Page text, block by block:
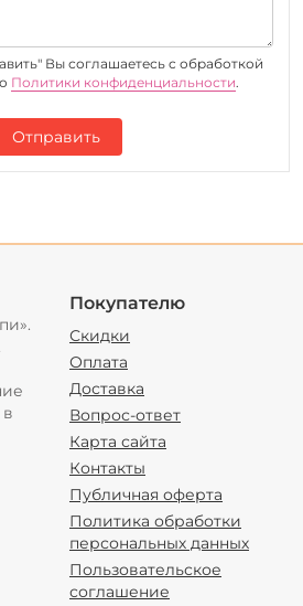
Вы соглашаетесь c обработкой
Политики конфиденциальности.
Отправить
Покупателю
Скидки
Оплата
Доставка
Вопрос-ответ
Карта сайта
Контакты
Публичная оферта
Политика обработки
персональных данных
Пользовательское
соглашение